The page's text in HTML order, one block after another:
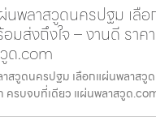
นพลาสวูดนครปฐม เลื
ส่งถึงใจ – งานดี รา
ด.com
าสวูดนครปฐม เลือกแผ่นพลาส
ครบจบที่เดียว แผ่นพลาสวูด